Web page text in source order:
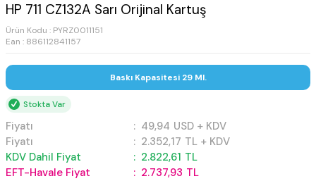
HP 711 CZ132A Sarı Orijinal Kartuş
Ürün Kodu : PYRZ0011151
Ean : 886112841157
Baskı Kapasitesi 29 Ml.
Stokta Var
Fiyatı : 49,94 USD + KDV
Fiyatı
: 2.352,17 TL + KDV
KDV Dahil Fiyat
: 2.822,61 TL
EFT-Havale Fiyat
: 2.737,93 TL